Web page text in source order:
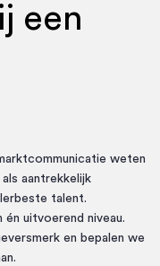
een
weten
aantrekkelijk
talent.
uitvoerend niveau.
en bepalen we